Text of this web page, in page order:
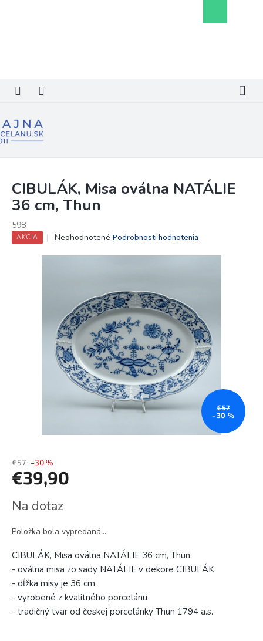
košík
CIBULÁK, Misa oválna NATÁLIE
36 cm, Thun
598
AKCIA
Priemerné
produktu
hviezdičiek.
Neohodnotené Podrobnosti hodnotenia
€57
–30 %
€57 –30 %
€39,90
cena:
Na dotaz
Položka bola vypredaná…
CIBULÁK, Misa oválna NATÁLIE 36 cm, Thun
- oválna misa zo sady NATÁLIE v dekore CIBULÁK
- dĺžka misy je 36 cm
- vyrobené z kvalitného porcelánu
- tradičný tvar od českej porcelánky Thun 1794 a.s.